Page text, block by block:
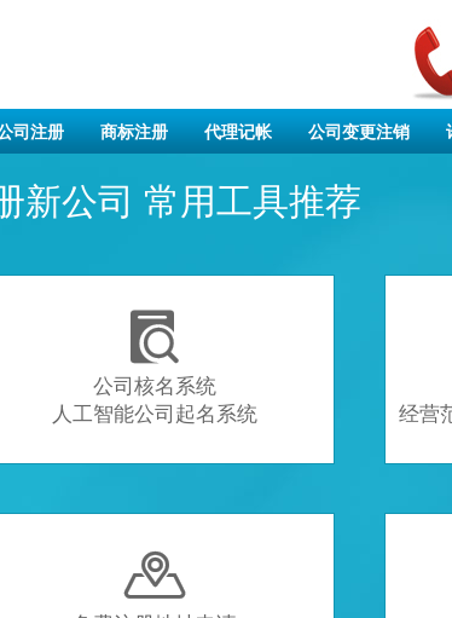
司注册 商标注册 代理记帐 公司变更注销
新公司 常用工具推荐

公司核名系统
人工智能公司起名系统
经营
